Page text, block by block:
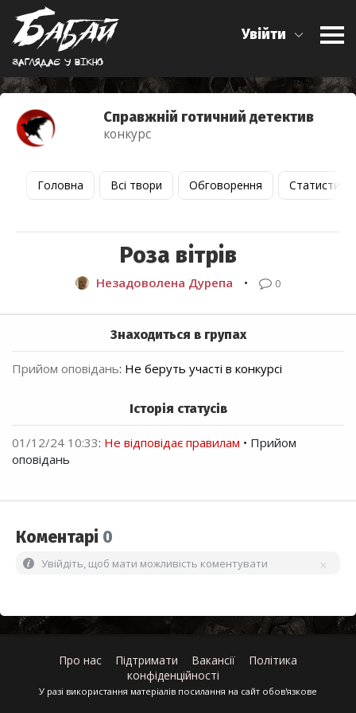
Заглядає у вiкно
Увійти
Справжній готичний детектив
конкурс
Головна Всі твори Обговорення Статистика
Роза вітрів
Незадоволена Дурепа • 0
Знаходиться в групах
Прийом оповідань: Не беруть участі в конкурсі
Історія статусів
01/12/24 10:33: Не відповідає правилам • Прийом
оповідань
Коментарі 0
Увійдіть, щоб мати можливість коментувати
Про нас Підтримати Вакансії
Політика
конфіденційності
У разі використання матеріалів посилання на сайт обов'язкове